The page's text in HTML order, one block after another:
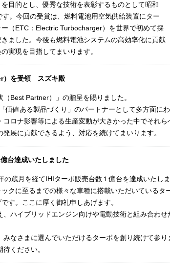
目的とし、優秀な技術を表彰するものとして昭和
。今回の受賞は、燃料電池用空気供給装置にター
（ETC：Electric Turbocharger）を世界で初めて採
ました。今後も燃料電池システムの高効率化に貢献
実現を目指してまいります。
）を受領 スズキ殿
Best Partner）」の贈呈を賜りました。
価値ある製品づくり」のパートナーとして多方面に
ロナ影響等による生産変動が大きかった中でそれら
展に貢献できるよう、対応を続けてまいります。
台達成いたしました
歳月を経てIHIターボ販売台数１億台を達成いたしま
クに至るまでの様々な車種に搭載いただいているタ
す。ここに厚く御礼申しあげます。
ハイブリッドエンジン向けや電動技術と組み合わ
なさまに選んでいただけるターボを創り続けて参り
ください。